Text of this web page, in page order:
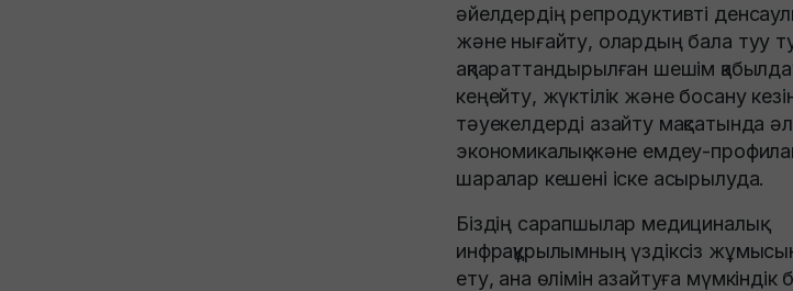
әйелдердің репродуктивті
және нығайту, олардың бала туу
ақпараттандырылған шешім
кеңейту, жүктілік және босану
тәуекелдерді азайту мақсатында
экономикалық және емдеу-
шаралар кешені іске асырылуда.
​Біздің сарапшылар медициналық
инфрақұрылымның үздіксіз
ету, ана өлімін азайтуға мүмкіндік